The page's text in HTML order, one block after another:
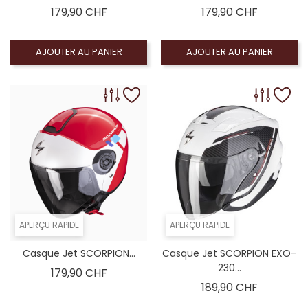
179,90 CHFPrix
AJOUTER AU PANIER
179,90 CHFPrix
AJOUTER AU PANIER
APERÇU RAPIDE
Casque Jet SCORPION...
179,90 CHFPrix
APERÇU RAPIDE
Casque Jet SCORPION EXO-
230...
189,90 CHFPrix